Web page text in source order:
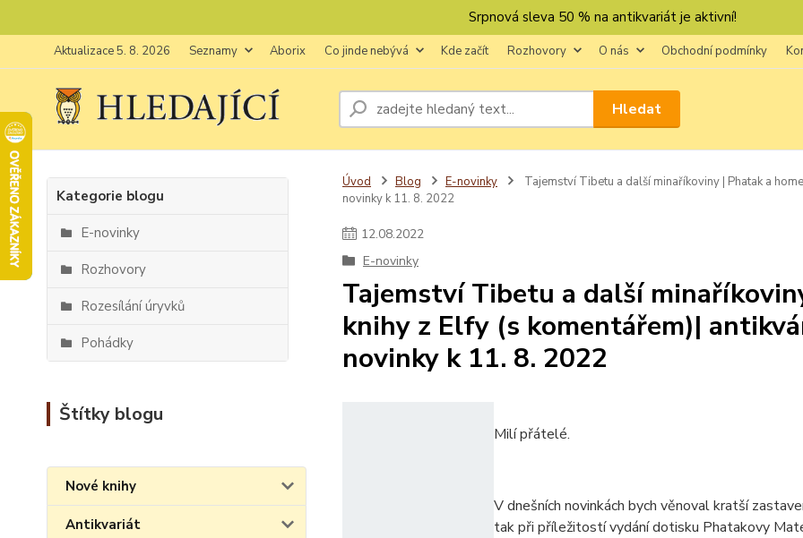
Srpnová sleva 50 % na antikvariát je aktivní!
Aktualizace 5. 8. 2026 Seznamy Aborix Co jinde nebývá Kde začít Rozhovory O nás Obchodní podmínky
Hledat
Kategorie blogu
E-novinky
Rozhovory
Rozesílání úryvků
Pohádky
Štítky blogu
Nové knihy
Antikvariát
Úvod Blog E-novinky
Tajemství Tibetu a další minaříkoviny | Phatak a
novinky k 11. 8. 2022
12.08.2022
E-novinky
Tajemství Tibetu a další
knihy z Elfy (s komentářem)|
novinky k 11. 8. 2022
Milí přátelé.
V dnešních novinkách bych věnoval kratší
tak při příležitostí vydání dotisku Phatakovy